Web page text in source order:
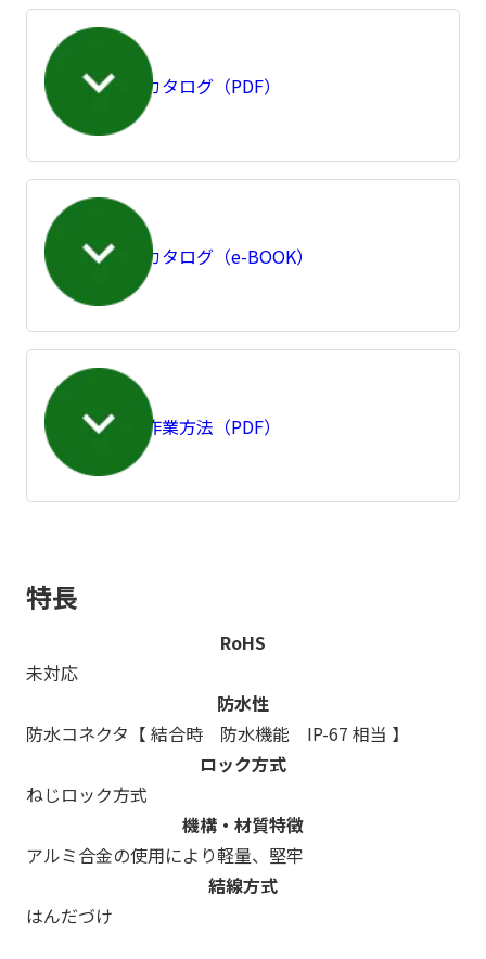
製品カタログ（PDF）
製品カタログ（e-BOOK）
結線作業方法（PDF）
特長
RoHS
未対応
防水性
防水コネクタ 【 結合時 防水機能 IP-67 相当 】
ロック方式
ねじロック方式
機構・材質特徴
アルミ合金の使用により軽量、堅牢
結線方式
はんだづけ